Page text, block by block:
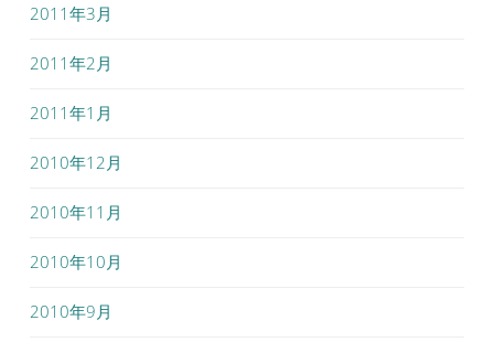
2011年3月
2011年2月
2011年1月
2010年12月
2010年11月
2010年10月
2010年9月